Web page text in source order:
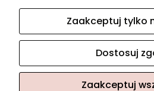
Promocje
Zaakceptuj tylko
Dostosuj
Zaakceptuj